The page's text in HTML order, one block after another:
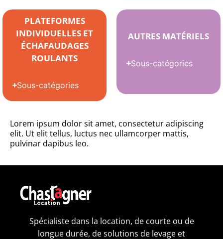
PLATEFORMES
INDIVIDUELLES ET
ÉCHAFAUDAGES
ROULANTS
Sous-catégories
AUTRES MATÉRIELS
Sous-catégories
Lorem ipsum dolor sit amet, consectetur adipiscing
elit. Ut elit tellus, luctus nec ullamcorper mattis,
pulvinar dapibus leo.
Spécialiste dans la location, de courte ou de
longue durée, de solutions de levage et